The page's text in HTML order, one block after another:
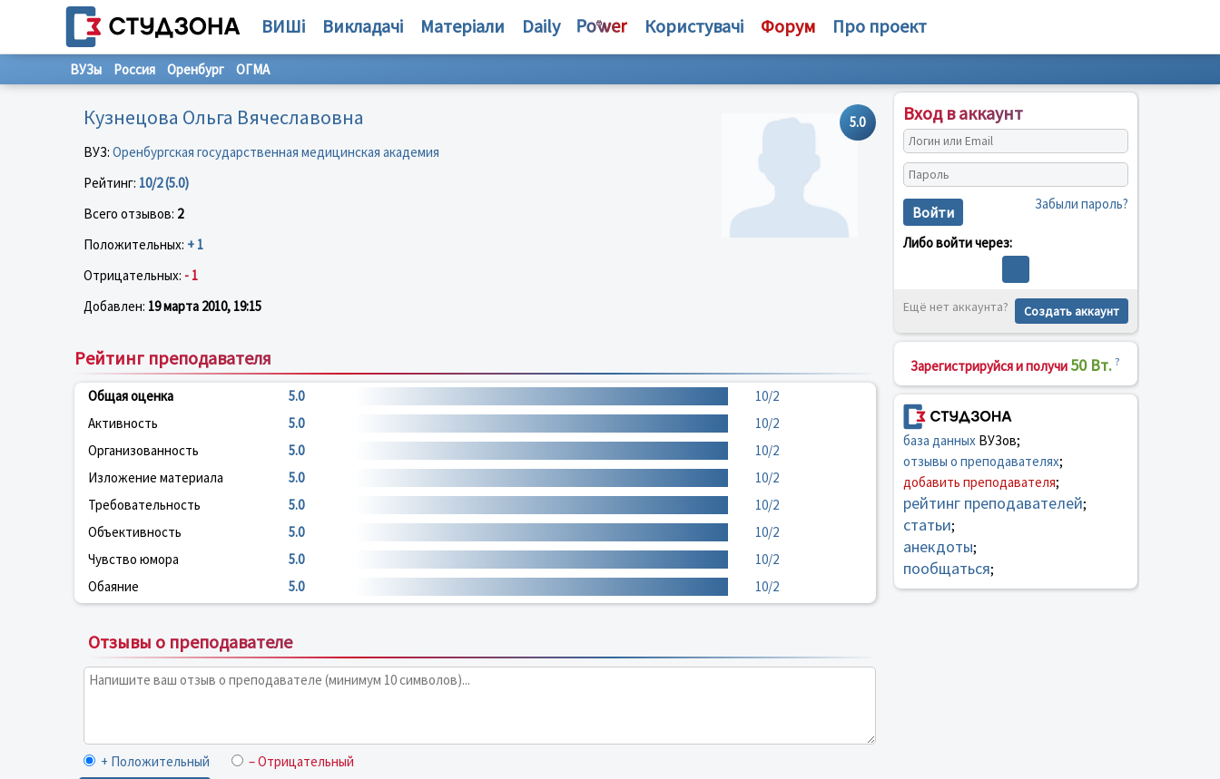
ВИШі Викладачі Матеріали Daily Користувачі Форум Про проект
ВУЗы Россия Оренбург ОГМА
5.0
Кузнецова Ольга Вячеславовна
ВУЗ: Оренбургская государственная медицинская академия
Рейтинг: 10/2 (5.0)
Всего отзывов: 2
Положительных: + 1
Отрицательных: - 1
Добавлен: 19 марта 2010, 19:15
Рейтинг преподавателя
Общая оценка 5.0
10/2
Активность
5.0
10/2
Организованность
5.0
10/2
Изложение материала
5.0
10/2
Требовательность
5.0
10/2
Объективность
5.0
10/2
Чувство юмора
5.0
10/2
Обаяние
5.0 10/2
Отзывы о преподавателе
+ Положительный – Отрицательный
Вход в аккаунт
Войти Забыли пароль?
Либо войти через:
Ещё нет аккаунта? Создать аккаунт
Зарегистрируйся и получи 50 Вт. ?
база данныхВУЗов;
отзывы о преподавателях;
добавить преподавателя;
рейтинг преподавателей;
статьи;
анекдоты;
пообщаться;